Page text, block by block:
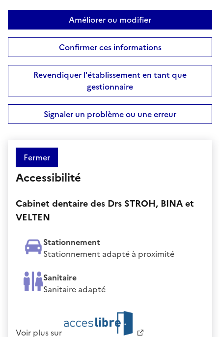
Améliorer ou modifier
Confirmer ces informations
Revendiquer l'établissement en tant que
gestionnaire
Signaler un problème ou une erreur
Fermer
Accessibilité
Cabinet dentaire des Drs STROH, BINA et
VELTEN
Stationnement
Stationnement adapté à proximité
Sanitaire
Sanitaire adapté
Voir plus sur